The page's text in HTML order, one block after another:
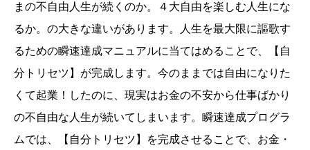
まの不自由人生が続くのか。４大自由を楽しむ人生にな
るか。の大きな違いがあります。人生を最大限に謳歌す
るための瞬速達成マニュアルに当てはめることで、【自
分トリセツ】が完成します。今のままでは自由になりた
くて起業！したのに、現実はお金の不安から仕事ばかり
の不自由な人生が続いてしまいます。瞬速達成プログラ
ムでは、【自分トリセツ】を完成させることで、お金・